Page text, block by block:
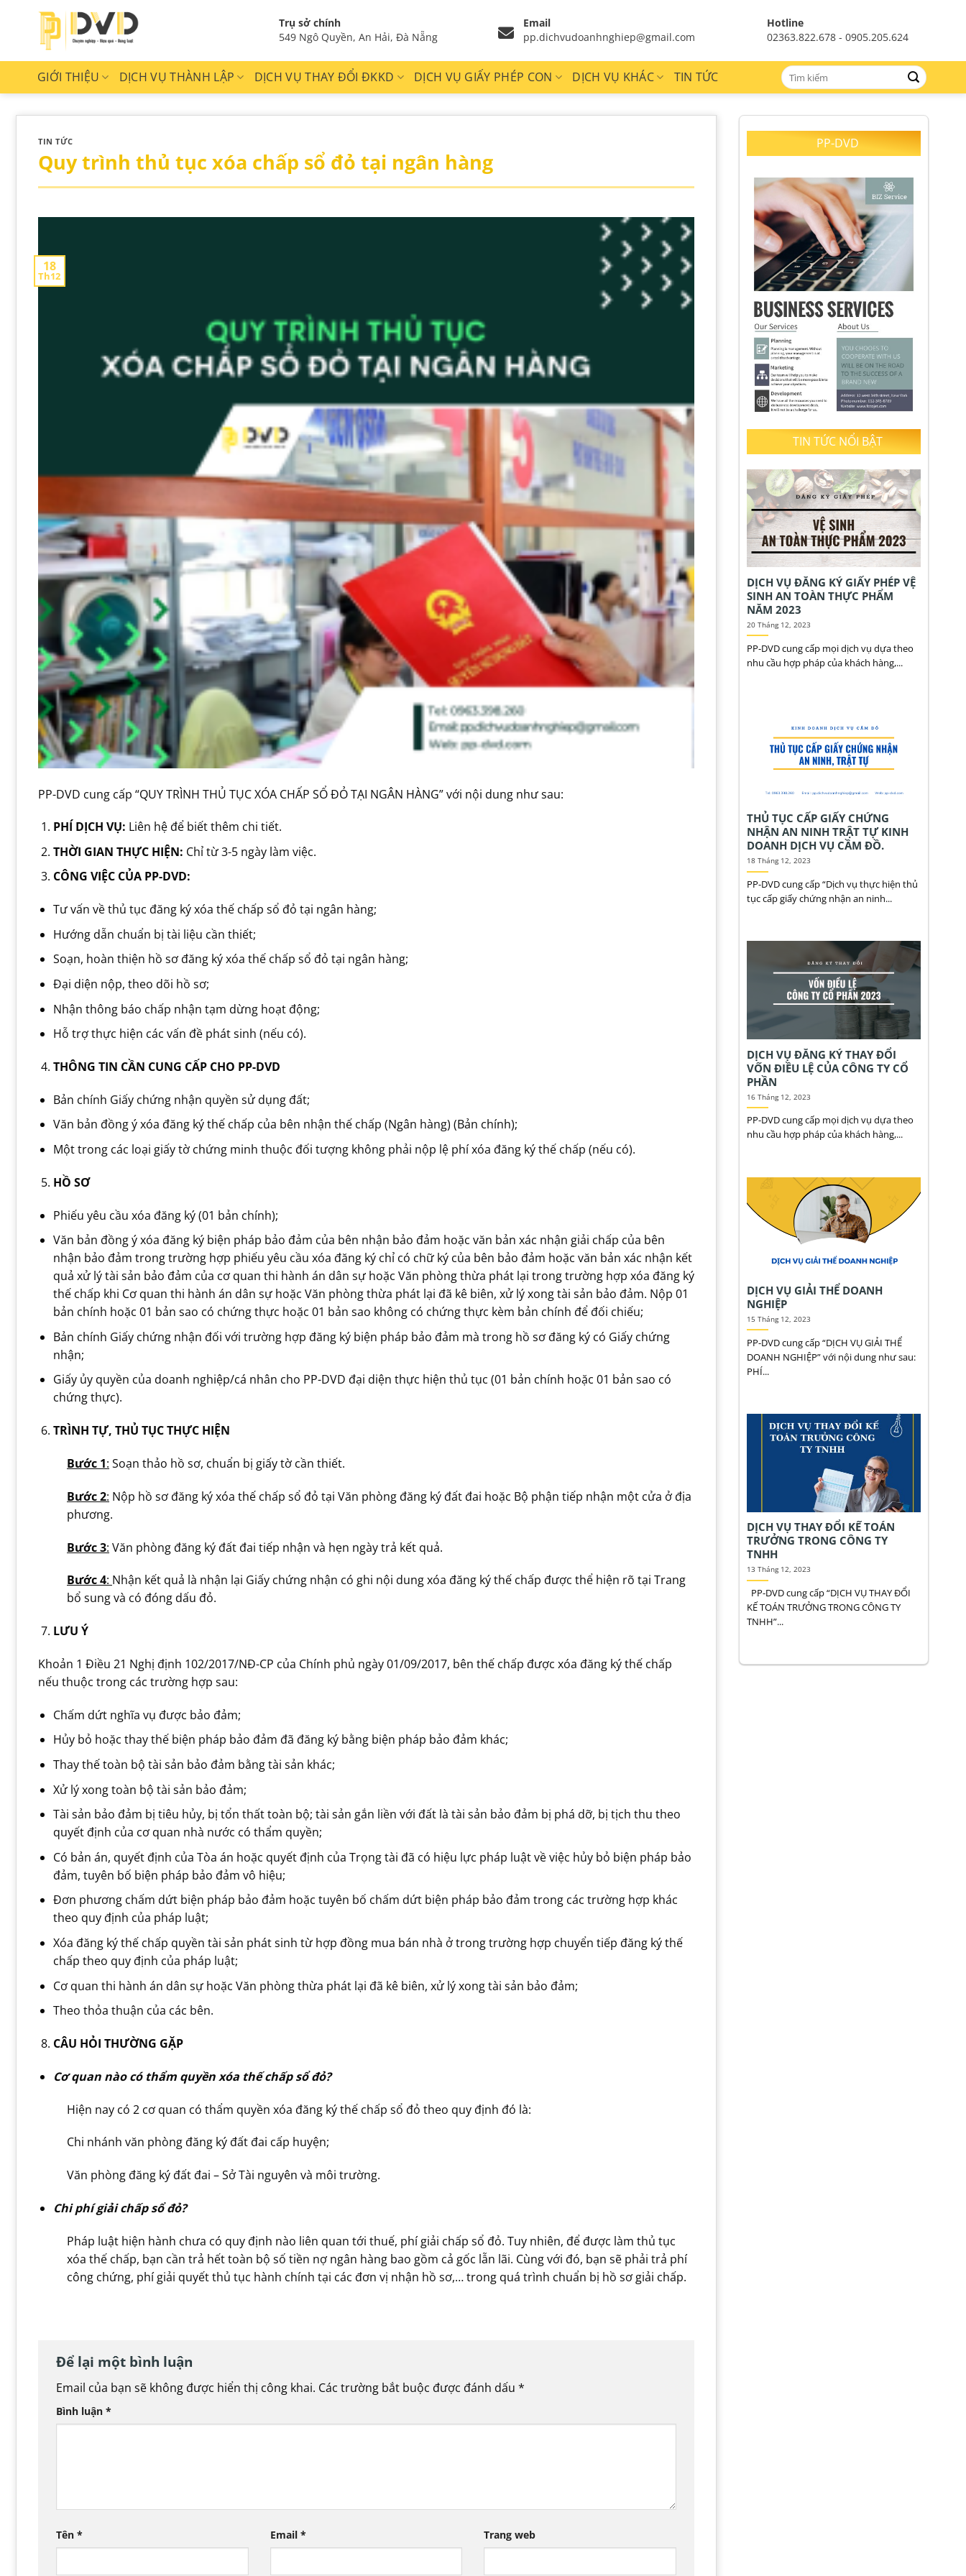
dung
Trụ sở chính
549 Ngô Quyền, An Hải, Đà Nẵng
Email
pp.dichvudoanhnghiep@gmail.com
Hotline
02363.822.678 - 0905.205.624
GIỚI THIỆU DỊCH VỤ THÀNH LẬP DỊCH VỤ THAY ĐỔI ĐKKD DỊCH VỤ GIẤY PHÉP CON DỊCH VỤ KHÁC TIN TỨC
TIN TỨC
Quy trình thủ tục xóa chấp sổ đỏ tại ngân hàng
18
Th12
PP-DVD cung cấp “QUY TRÌNH THỦ TỤC XÓA CHẤP SỔ ĐỎ TẠI NGÂN HÀNG” với nội dung như sau:
PHÍ DỊCH VỤ: Liên hệ để biết thêm chi tiết.
THỜI GIAN THỰC HIỆN: Chỉ từ 3-5 ngày làm việc.
CÔNG VIỆC CỦA PP-DVD:
Tư vấn về thủ tục đăng ký xóa thế chấp sổ đỏ tại ngân hàng;
Hướng dẫn chuẩn bị tài liệu cần thiết;
Soạn, hoàn thiện hồ sơ đăng ký xóa thế chấp sổ đỏ tại ngân hàng;
Đại diện nộp, theo dõi hồ sơ;
Nhận thông báo chấp nhận tạm dừng hoạt động;
Hỗ trợ thực hiện các vấn đề phát sinh (nếu có).
THÔNG TIN CẦN CUNG CẤP CHO PP-DVD
Bản chính Giấy chứng nhận quyền sử dụng đất;
Văn bản đồng ý xóa đăng ký thế chấp của bên nhận thế chấp (Ngân hàng) (Bản chính);
Một trong các loại giấy tờ chứng minh thuộc đối tượng không phải nộp lệ phí xóa đăng ký thế chấp (nếu có).
HỒ SƠ
Phiếu yêu cầu xóa đăng ký (01 bản chính);
Văn bản đồng ý xóa đăng ký biện pháp bảo đảm của bên nhận bảo đảm hoặc văn bản xác nhận giải chấp của bên
nhận bảo đảm trong trường hợp phiếu yêu cầu xóa đăng ký chỉ có chữ ký của bên bảo đảm hoặc văn bản xác nhận kết
quả xử lý tài sản bảo đảm của cơ quan thi hành án dân sự hoặc Văn phòng thừa phát lại trong trường hợp xóa đăng ký
thế chấp khi Cơ quan thi hành án dân sự hoặc Văn phòng thừa phát lại đã kê biên, xử lý xong tài sản bảo đảm. Nộp 01
bản chính hoặc 01 bản sao có chứng thực hoặc 01 bản sao không có chứng thực kèm bản chính để đối chiếu;
Bản chính Giấy chứng nhận đối với trường hợp đăng ký biện pháp bảo đảm mà trong hồ sơ đăng ký có Giấy chứng
nhận;
Giấy ủy quyền của doanh nghiệp/cá nhân cho PP-DVD đại diện thực hiện thủ tục (01 bản chính hoặc 01 bản sao có
chứng thực).
TRÌNH TỰ, THỦ TỤC THỰC HIỆN
Bước 1: Soạn thảo hồ sơ, chuẩn bị giấy tờ cần thiết.
Bước 2: Nộp hồ sơ đăng ký xóa thế chấp sổ đỏ tại Văn phòng đăng ký đất đai hoặc Bộ phận tiếp nhận một cửa ở địa
phương.
Bước 3: Văn phòng đăng ký đất đai tiếp nhận và hẹn ngày trả kết quả.
Bước 4: Nhận kết quả là nhận lại Giấy chứng nhận có ghi nội dung xóa đăng ký thế chấp được thể hiện rõ tại Trang
bổ sung và có đóng dấu đỏ.
LƯU Ý
Khoản 1 Điều 21 Nghị định 102/2017/NĐ-CP của Chính phủ ngày 01/09/2017, bên thế chấp được xóa đăng ký thế chấp
nếu thuộc trong các trường hợp sau:
Chấm dứt nghĩa vụ được bảo đảm;
Hủy bỏ hoặc thay thế biện pháp bảo đảm đã đăng ký bằng biện pháp bảo đảm khác;
Thay thế toàn bộ tài sản bảo đảm bằng tài sản khác;
Xử lý xong toàn bộ tài sản bảo đảm;
Tài sản bảo đảm bị tiêu hủy, bị tổn thất toàn bộ; tài sản gắn liền với đất là tài sản bảo đảm bị phá dỡ, bị tịch thu theo
quyết định của cơ quan nhà nước có thẩm quyền;
Có bản án, quyết định của Tòa án hoặc quyết định của Trọng tài đã có hiệu lực pháp luật về việc hủy bỏ biện pháp bảo
đảm, tuyên bố biện pháp bảo đảm vô hiệu;
Đơn phương chấm dứt biện pháp bảo đảm hoặc tuyên bố chấm dứt biện pháp bảo đảm trong các trường hợp khác
theo quy định của pháp luật;
Xóa đăng ký thế chấp quyền tài sản phát sinh từ hợp đồng mua bán nhà ở trong trường hợp chuyển tiếp đăng ký thế
chấp theo quy định của pháp luật;
Cơ quan thi hành án dân sự hoặc Văn phòng thừa phát lại đã kê biên, xử lý xong tài sản bảo đảm;
Theo thỏa thuận của các bên.
CÂU HỎI THƯỜNG GẶP
Cơ quan nào có thẩm quyền xóa thế chấp sổ đỏ?
Hiện nay có 2 cơ quan có thẩm quyền xóa đăng ký thế chấp sổ đỏ theo quy định đó là:
Chi nhánh văn phòng đăng ký đất đai cấp huyện;
Văn phòng đăng ký đất đai – Sở Tài nguyên và môi trường.
Chi phí giải chấp sổ đỏ?
Pháp luật hiện hành chưa có quy định nào liên quan tới thuế, phí giải chấp sổ đỏ. Tuy nhiên, để được làm thủ tục
xóa thế chấp, bạn cần trả hết toàn bộ số tiền nợ ngân hàng bao gồm cả gốc lẫn lãi. Cùng với đó, bạn sẽ phải trả phí
công chứng, phí giải quyết thủ tục hành chính tại các đơn vị nhận hồ sơ,… trong quá trình chuẩn bị hồ sơ giải chấp.
Để lại một bình luận
Email của bạn sẽ không được hiển thị công khai. Các trường bắt buộc được đánh dấu *
Bình luận *
Tên * Email * Trang web
PP-DVD
TIN TỨC NỔI BẬT
DỊCH VỤ ĐĂNG KÝ GIẤY PHÉP VỆ
SINH AN TOÀN THỰC PHẨM
NĂM 2023
20 Tháng 12, 2023
PP-DVD cung cấp mọi dịch vụ dựa theo
nhu cầu hợp pháp của khách hàng,...
THỦ TỤC CẤP GIẤY CHỨNG
NHẬN AN NINH TRẬT TỰ KINH
DOANH DỊCH VỤ CẦM ĐỒ.
18 Tháng 12, 2023
PP-DVD cung cấp “Dịch vụ thực hiện thủ
tục cấp giấy chứng nhận an ninh...
DỊCH VỤ ĐĂNG KÝ THAY ĐỔI
VỐN ĐIỀU LỆ CỦA CÔNG TY CỔ
PHẦN
16 Tháng 12, 2023
PP-DVD cung cấp mọi dịch vụ dựa theo
nhu cầu hợp pháp của khách hàng,...
DỊCH VỤ GIẢI THỂ DOANH
NGHIỆP
15 Tháng 12, 2023
PP-DVD cung cấp “DỊCH VỤ GIẢI THỂ
DOANH NGHIỆP” với nội dung như sau:
PHÍ...
DỊCH VỤ THAY ĐỔI KẾ TOÁN
TRƯỞNG TRONG CÔNG TY
TNHH
13 Tháng 12, 2023
PP-DVD cung cấp “DỊCH VỤ THAY ĐỔI
KẾ TOÁN TRƯỞNG TRONG CÔNG TY
TNHH”...